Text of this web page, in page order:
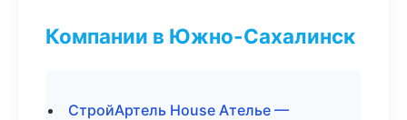
Компании в Южно-Сахалинск
СтройАртель House Ателье —